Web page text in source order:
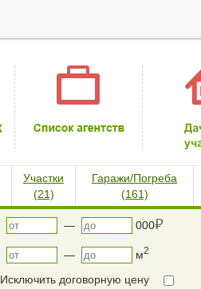
Участки
(21)
Гаражи/Погреба
(161)
— 000⃏
— м2
Исключить договорную цену